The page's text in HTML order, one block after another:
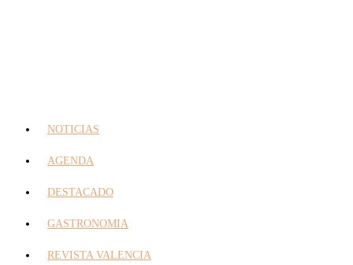
NOTICIAS
AGENDA
DESTACADO
GASTRONOMIA
REVISTA VALENCIA